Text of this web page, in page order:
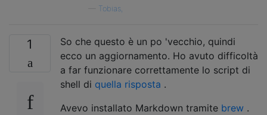
Tobias,
1
So che questo è un po 'vecchio, quindi
ecco un aggiornamento. Ho avuto difficoltà
a far funzionare correttamente lo script di
shell di quella risposta .
Avevo installato Markdown tramite brew .